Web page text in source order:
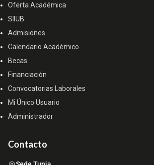
Oferta Académica
SIIUB
Admisiones
Calendario Académico
Becas
Financiación
Convocatorias Laborales
Mi Único Usuario
Administrador
Contacto